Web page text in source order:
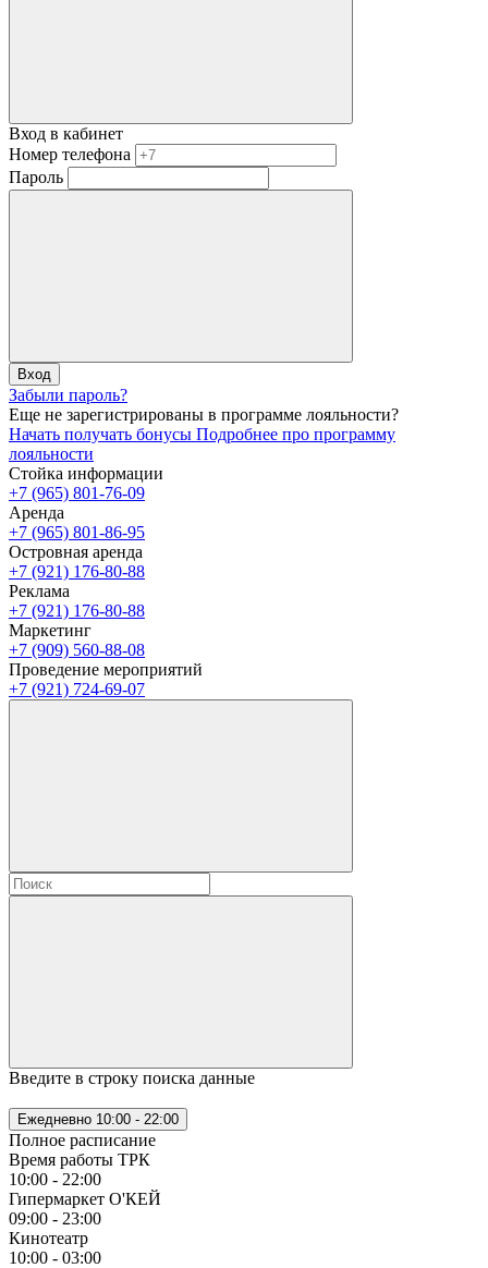
Вход в кабинет
Номер телефона
Пароль
Вход
Забыли пароль?
Еще не зарегистрированы в программе лояльности?
Начать получать бонусы Подробнее про программу
лояльности
Стойка информации
+7 (965) 801-76-09
Аренда
+7 (965) 801-86-95
Островная аренда
+7 (921) 176-80-88
Реклама
+7 (921) 176-80-88
Маркетинг
+7 (909) 560-88-08
Проведение мероприятий
+7 (921) 724-69-07
Введите в строку поиска данные
Ежедневно 10:00 - 22:00
Полное расписание
Время работы ТРК
10:00 - 22:00
Гипермаркет О'КЕЙ
09:00 - 23:00
Кинотеатр
10:00 - 03:00